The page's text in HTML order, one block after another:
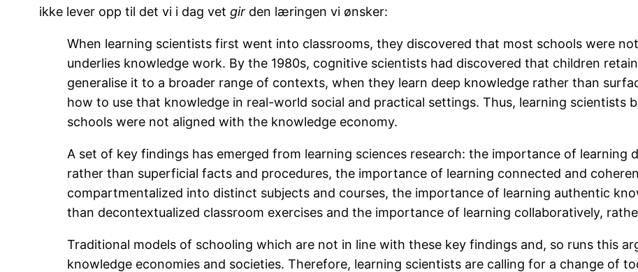
ikke lever opp til det vi i dag vet gir den læringen vi ønsker:
When learning scientists first went into classrooms, they discovered that most schools were
underlies knowledge work. By the 1980s, cognitive scientists had discovered that children
generalise it to a broader range of contexts, when they learn deep knowledge rather than
how to use that knowledge in real-world social and practical settings. Thus, learning scientists
schools were not aligned with the knowledge economy.
A set of key findings has emerged from learning sciences research: the importance of learning
rather than superficial facts and procedures, the importance of learning connected and
compartmentalized into distinct subjects and courses, the importance of learning authentic
than decontextualized classroom exercises and the importance of learning collaboratively,
Traditional models of schooling which are not in line with these key findings and, so runs this
knowledge economies and societies. Therefore, learning scientists are calling for a change of